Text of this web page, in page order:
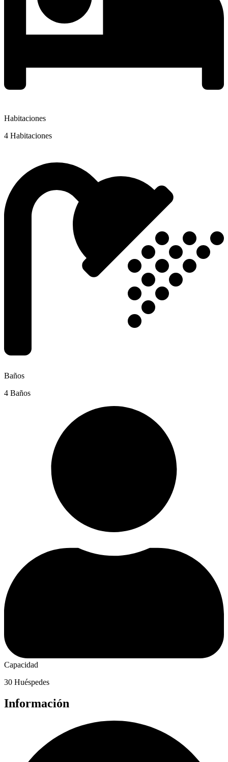
Habitaciones
4 Habitaciones
Baños
4 Baños
Capacidad
30 Huéspedes
Información